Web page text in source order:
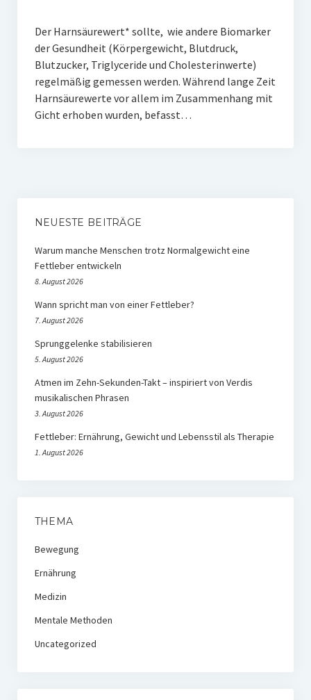
Der Harnsäurewert* sollte, wie andere Biomarker
der Gesundheit (Körpergewicht, Blutdruck,
Blutzucker, Triglyceride und Cholesterinwerte)
regelmäßig gemessen werden. Während lange Zeit
Harnsäurewerte vor allem im Zusammenhang mit
Gicht erhoben wurden, befasst…
NEUESTE BEITRÄGE
Warum manche Menschen trotz Normalgewicht eine
Fettleber entwickeln
8. August 2026
Wann spricht man von einer Fettleber?
7. August 2026
Sprunggelenke stabilisieren
5. August 2026
Atmen im Zehn-Sekunden-Takt – inspiriert von Verdis
musikalischen Phrasen
3. August 2026
Fettleber: Ernährung, Gewicht und Lebensstil als Therapie
1. August 2026
THEMA
Bewegung
Ernährung
Medizin
Mentale Methoden
Uncategorized